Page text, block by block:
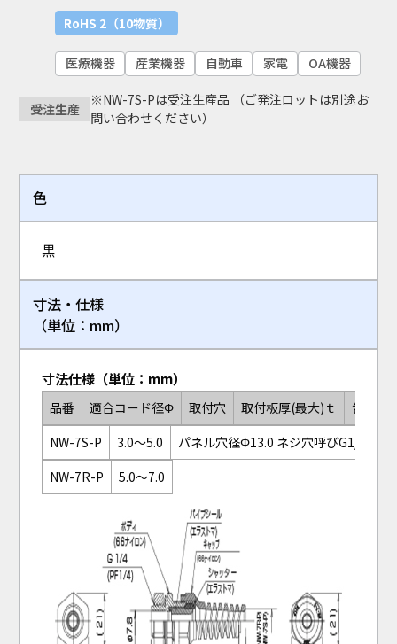
RoHS 2（10物質）
医療機器 産業機器 自動車 家電 OA機器
受注生産
※NW-7S-Pは受注生産品 （ご発注ロットは別途お
問い合わせください）
色
黒
寸法・仕様
（単位：mm）
寸法仕様（単位：mm）
品番 適合コード径Φ 取付穴 取付板厚(最大)ｔ
包装単
NW-7S-P
3.0～5.0
パネル穴径Φ13.0 ネジ穴呼びG1/
NW-7R-P
5.0～7.0